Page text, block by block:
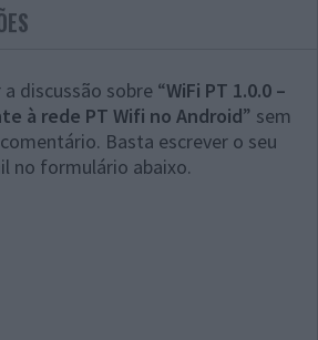
discussão sobre “WiFi PT 1.0.0 –
à rede PT Wifi no Android” sem
Basta escrever o seu
no formulário abaixo.